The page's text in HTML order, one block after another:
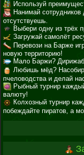
Используй
Нанимай
отсутствуешь.
Выбери одну из трёх
Загружай самолёт
Перевози на Барже
новую территорию!
Мало Баржи?
Любишь мёд?
пчеловодства и делай
Рыбный турнир
валюту!
Колхозный турнир
побеждайте пиратов, а